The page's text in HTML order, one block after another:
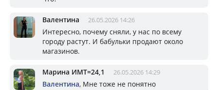
Валентина 26.05.2026 14:26
Интересно, почему сняли, у нас по всему
городу растут. И бабульки продают около
магазинов.
Марина ИМТ=24,1 26.05.2026 14:29
Валентина, Мне тоже не понятно